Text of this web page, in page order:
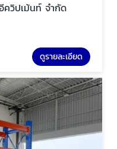
ควิปเม้นท์ จำกัด
ดูรายละเอียด